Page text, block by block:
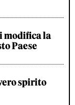
modifica la
Paese
spirito